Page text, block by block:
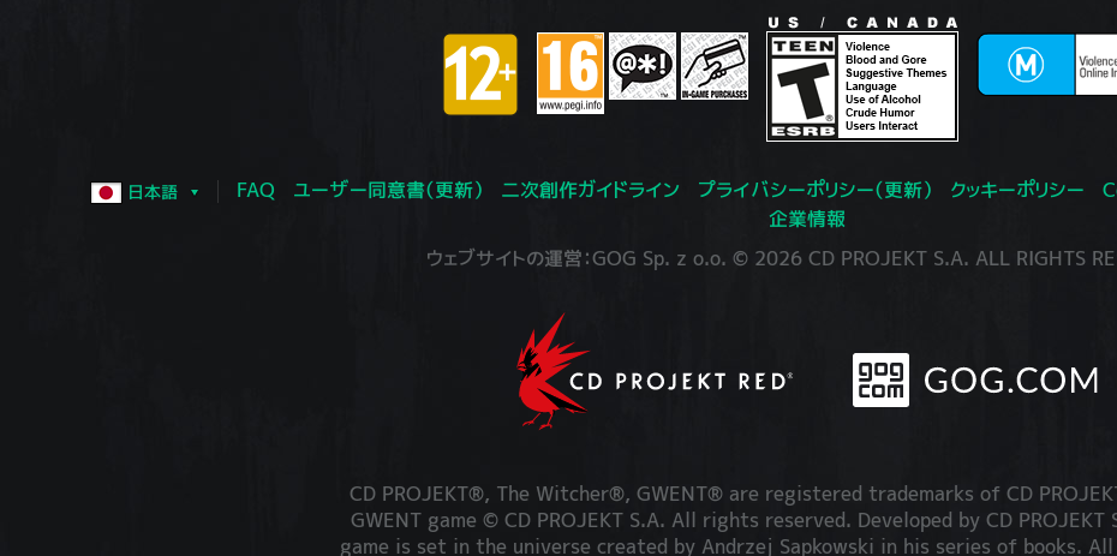
日本語 FAQ ユーザー同意書（更新） 二次創作ガイドライン プライバシーポリシー（更新） クッキーポリシー
企業情報
ウェブサイトの運営：GOG Sp. z o.o. © 2026 CD PROJEKT S.A. ALL RIGHTS
CD PROJEKT®, The Witcher®, GWENT® are registered trademarks of CD
GWENT game © CD PROJEKT S.A. All rights reserved. Developed by CD PROJEKT
game is set in the universe created by Andrzej Sapkowski in his series of books.